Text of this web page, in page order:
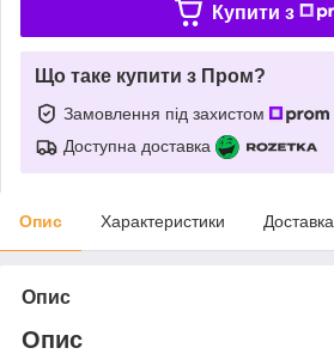
Купити з
Що таке купити з Пром?
Замовлення під захистом
Доступна доставка
Опис Характеристики Доставка
Опис
Опис